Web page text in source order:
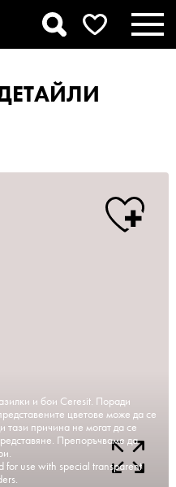
и бои Ceresit. Поради
цветове може да се
тази причина не могат да се
Препоръчваме да
for use with special transparent